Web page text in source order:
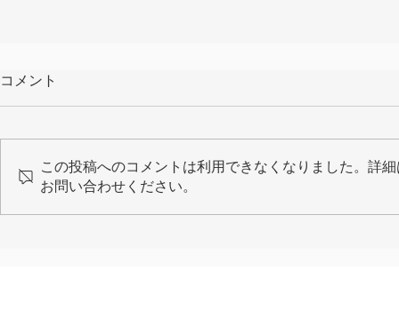
コメント
この投稿へのコメントは利用できなくなりました。詳
お問い合わせください。